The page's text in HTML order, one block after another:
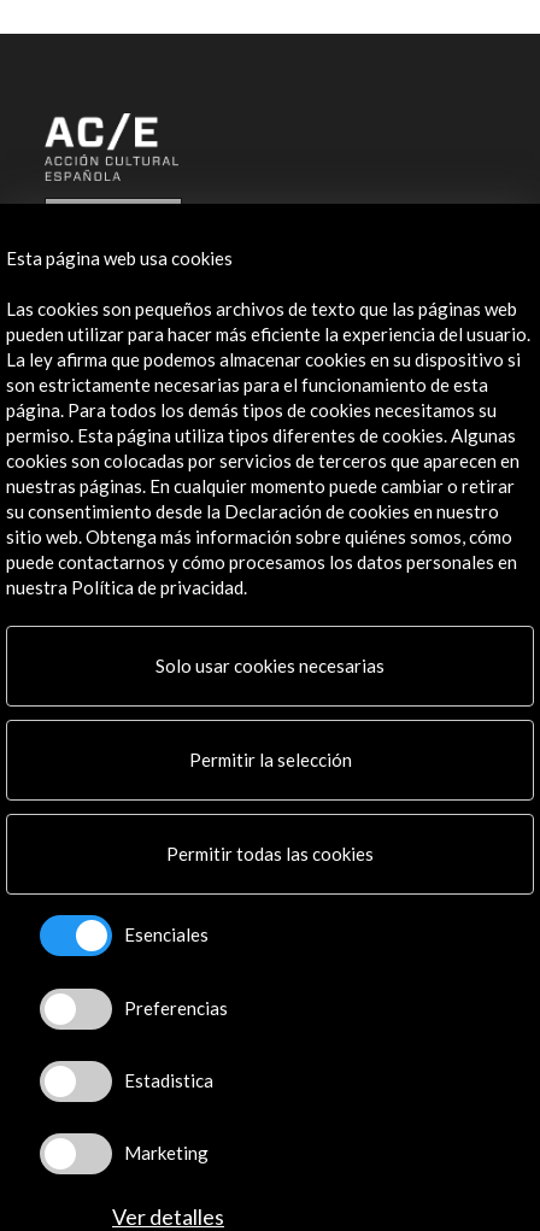
Contacta
info@accioncultural.es
+34 91 700 4000
José Abascal, 4 - 4º
28003 Madrid, España
Canales de contacto
Explora
Institucional
Actividades
Programa PICE
Noticias
Mapa Web
Logo y crédito a AC/E
Conecta
X (Twitter)
Instagram
Facebook
Youtube
Spotify
Flickr
Esta página web usa cookies
Las cookies son pequeños archivos de texto que las páginas web
pueden utilizar para hacer más eficiente la experiencia del usuario.
La ley afirma que podemos almacenar cookies en su dispositivo si
son estrictamente necesarias para el funcionamiento de esta
página. Para todos los demás tipos de cookies necesitamos su
permiso. Esta página utiliza tipos diferentes de cookies. Algunas
cookies son colocadas por servicios de terceros que aparecen en
nuestras páginas. En cualquier momento puede cambiar o retirar
su consentimiento desde la Declaración de cookies en nuestro
sitio web. Obtenga más información sobre quiénes somos, cómo
puede contactarnos y cómo procesamos los datos personales en
nuestra Política de privacidad.
Solo usar cookies necesarias
Permitir la selección
Permitir todas las cookies
Esenciales
Preferencias
Estadistica
Marketing
Ver detalles